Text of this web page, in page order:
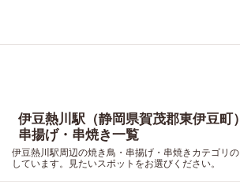
伊豆熱川駅（静岡県賀茂郡東伊豆町
串揚げ・串焼き一覧
伊豆熱川駅周辺の焼き鳥・串揚げ・串焼きカテゴリ
しています。見たいスポットをお選びください。